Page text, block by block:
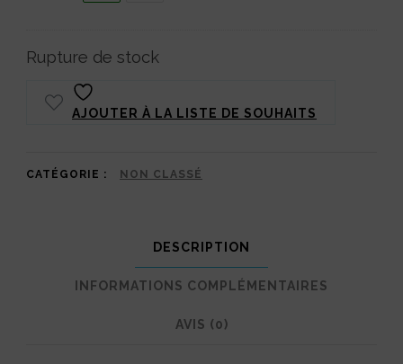
Rupture de stock
AJOUTER À LA LISTE DE SOUHAITS
CATÉGORIE : NON CLASSÉ
DESCRIPTION
INFORMATIONS COMPLÉMENTAIRES
AVIS (0)